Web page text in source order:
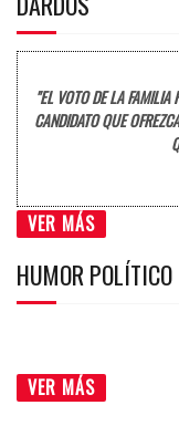
"EL VOTO DE LA FAMILIA
CANDIDATO QUE
VER MÁS
HUMOR POLÍTICO
VER MÁS